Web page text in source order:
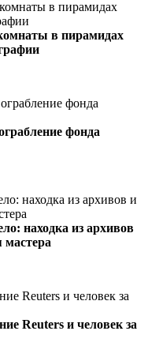
в пирамидах
фонда
находка из архивов
мастера
Reuters и человек за